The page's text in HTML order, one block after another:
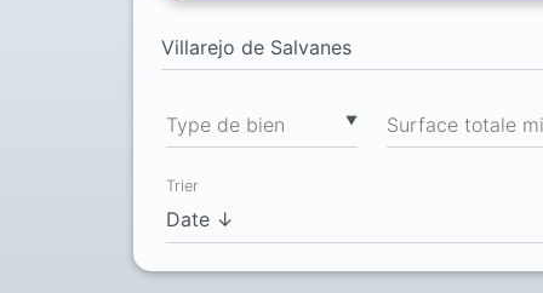
▼
Type de bien
Trier